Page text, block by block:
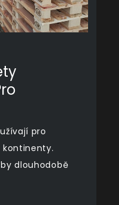
pro
dlouhodobě